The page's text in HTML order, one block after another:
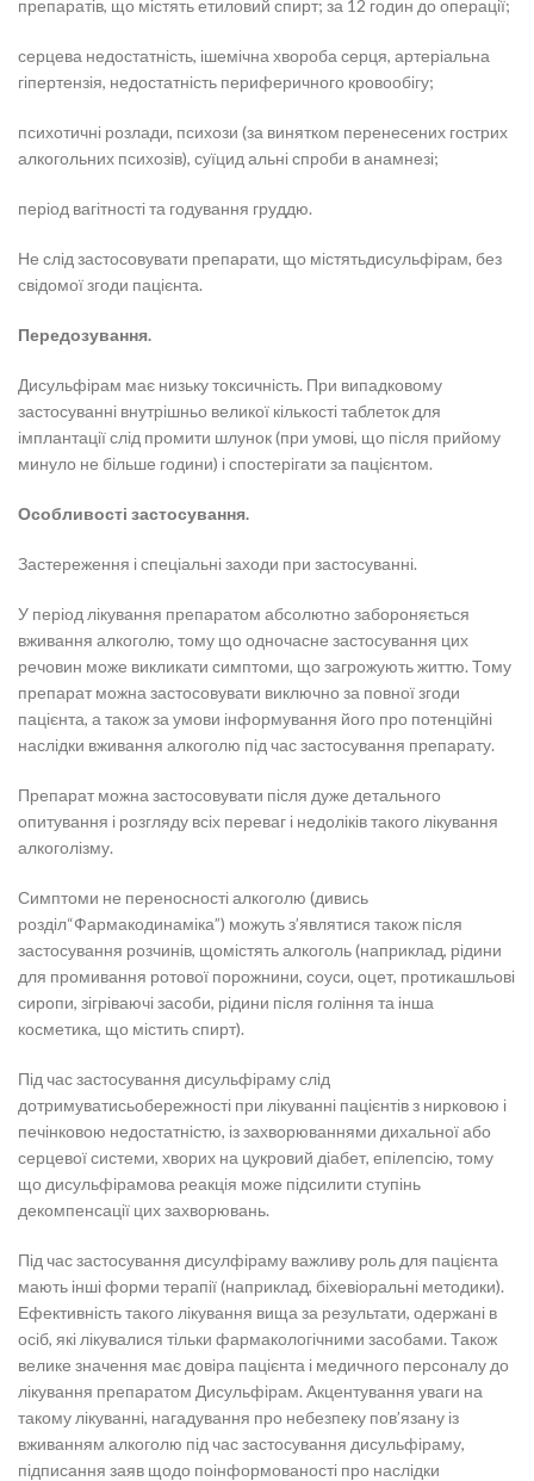
препаратів, що містять етиловий спирт; за 12 годин до операції;
серцева недостатність, ішемічна хвороба серця, артеріальна
гіпертензія, недостатність периферичного кровообігу;
психотичні розлади, психози (за винятком перенесених гострих
алкогольних психозів), суїцид альні спроби в анамнезі;
період вагітності та годування груддю.
Не слід застосовувати препарати, що містятьдисульфірам, без
свідомої згоди пацієнта.
Передозування.
Дисульфірам має низьку токсичність. При випадковому
застосуванні внутрішньо великої кількості таблеток для
імплантації слід промити шлунок (при умові, що після прийому
минуло не більше години) і спостерігати за пацієнтом.
Особливості застосування.
Застереження і спеціальні заходи при застосуванні.
У період лікування препаратом абсолютно забороняється
вживання алкоголю, тому що одночасне застосування цих
речовин може викликати симптоми, що загрожують життю. Тому
препарат можна застосовувати виключно за повної згоди
пацієнта, а також за умови інформування його про потенційні
наслідки вживання алкоголю під час застосування препарату.
Препарат можна застосовувати після дуже детального
опитування і розгляду всіх переваг і недоліків такого лікування
алкоголізму.
Симптоми не переносності алкоголю (дивись
розділ“Фармакодинаміка”) можуть з’являтися також після
застосування розчинів, щомістять алкоголь (наприклад, рідини
для промивання ротової порожнини, соуси, оцет, протикашльові
сиропи, зігріваючі засоби, рідини після гоління та інша
косметика, що містить спирт).
Під час застосування дисульфіраму слід
дотримуватисьобережності при лікуванні пацієнтів з нирковою і
печінковою недостатністю, із захворюваннями дихальної або
серцевої системи, хворих на цукровий діабет, епілепсію, тому
що дисульфірамова реакція може підсилити ступінь
декомпенсації цих захворювань.
Під час застосування дисулфіраму важливу роль для пацієнта
мають інші форми терапії (наприклад, біхевіоральні методики).
Ефективність такого лікування вища за результати, одержані в
осіб, які лікувалися тільки фармакологічними засобами. Також
велике значення має довіра пацієнта і медичного персоналу до
лікування препаратом Дисульфірам. Акцентування уваги на
такому лікуванні, нагадування про небезпеку пов’язану із
вживанням алкоголю під час застосування дисульфіраму,
підписання заяв щодо поінформованості про наслідки